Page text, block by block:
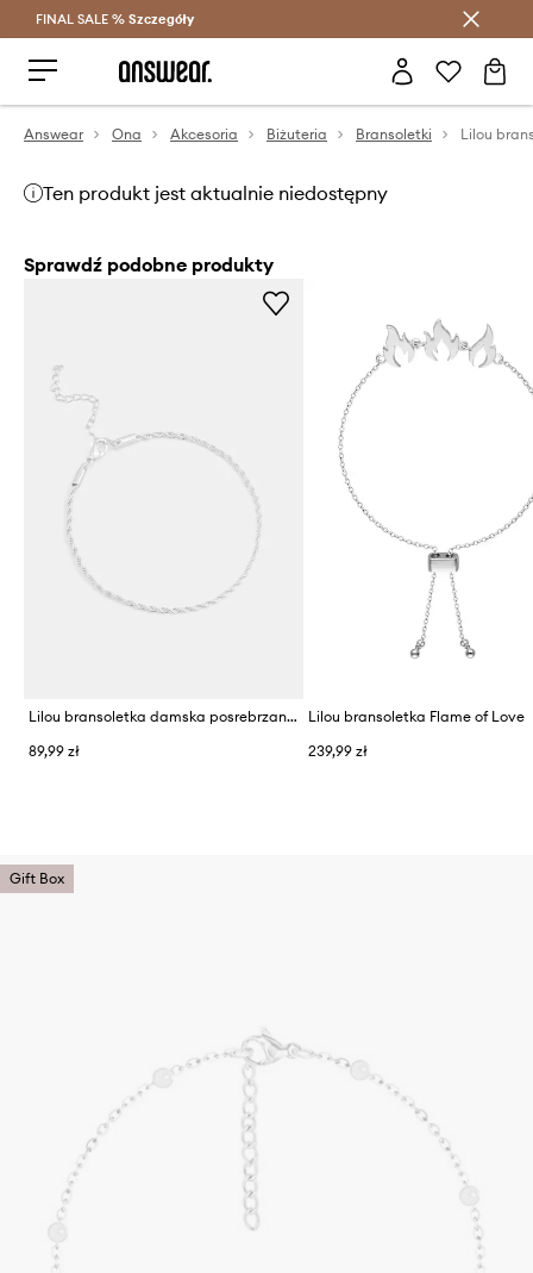
Oszczędzaj z Answear Club >
FINAL SALE % Szczegóły
Answear Ona Akcesoria Biżuteria Bransoletki Lilou
Ten produkt jest aktualnie niedostępny
Sprawdź podobne produkty
Lilou bransoletka damska posrebrzana
89,99 zł
Lilou bransoletka Flame of Love
239,99 zł
Gift Box